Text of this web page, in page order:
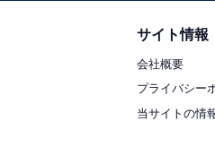
サイト情報
会社概要
プライバシー
当サイトの情